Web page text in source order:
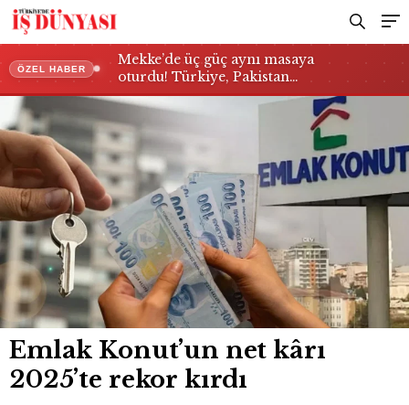
ÖZEL HABER
Mekke’de üç güç aynı masaya
oturdu! Türkiye, Pakistan…
Emlak Konut’un net kârı
2025’te rekor kırdı